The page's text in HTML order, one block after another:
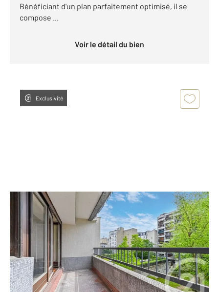
Bénéficiant d'un plan parfaitement optimisé, il se
compose ...
Voir le détail du bien
Exclusivité
PARIS 75016
46,94 m 2, 2 pièces
Ref : 700
Appartement T2 à vendre
472 000 €
Visiter le site dédié